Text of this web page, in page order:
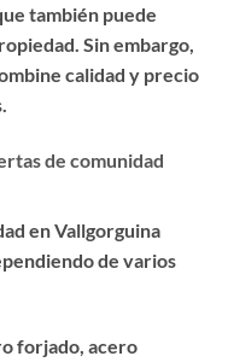
también puede
Sin embargo,
calidad y precio
de comunidad
en Vallgorguina
de varios
forjado, acero